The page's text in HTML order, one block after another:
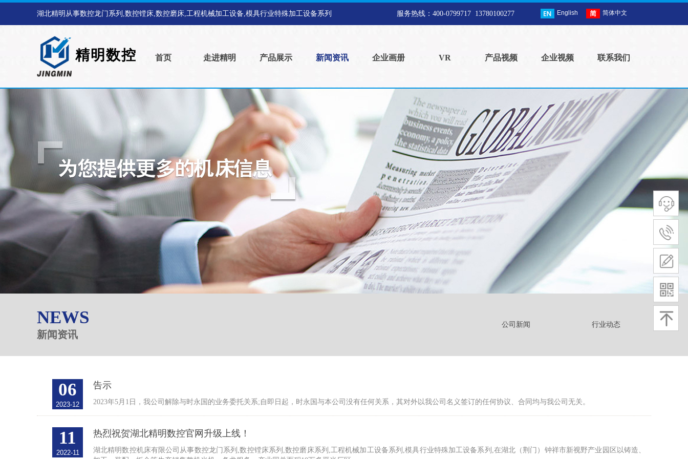
湖北精明从事数控龙门系列,数控镗床,数控磨床,工程机械加工设备,模具行业特殊加工设备系列 服务热线： 400-0799717 13780100277 English 简体中文
精明数控 首页 走进精明 产品展示 新闻资讯 企业画册 VR 产品视频 企业视频 联系我们
NEWS 公司新闻 行业动态
新闻资讯
06
2023-12
告示
2023年5月1日，我公司解除与时永国的业务委托关系;自即日起，时永国与本公司没有任何关系，其对外以我公司名义签订的任何协议、合同均与我公司无关。
11
2022-11
热烈祝贺湖北精明数控官网升级上线！
湖北精明数控机床有限公司从事数控龙门系列,数控镗床系列,数控磨床系列,工程机械加工设备系列,模具行业特殊加工设备系列,在湖北（荆门）钟祥市新视野产业园区以铸造、